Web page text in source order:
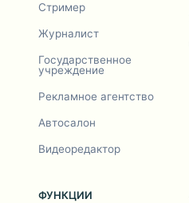
Стример
Журналист
Государственное
учреждение
Рекламное агентство
Автосалон
Видеоредактор
ФУНКЦИИ